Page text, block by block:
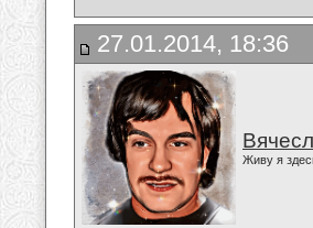
27.01.2014, 18:36
Живу я